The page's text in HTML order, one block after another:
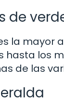
de
la mayor
hasta los
de las